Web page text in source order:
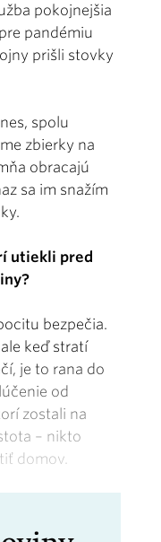
pokojnejšia
pandémiu
prišli stovky
spolu
zbierky na
obracajú
sa im snažím
utiekli pred
bezpečia.
keď stratí
je to rana do
od
zostali na
– nikto
domov.